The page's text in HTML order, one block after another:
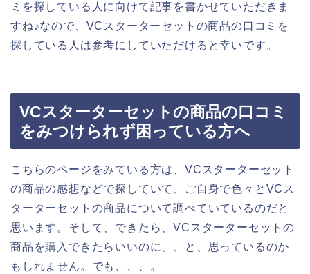
ミを探している人に向けて記事を書かせていただきま
すね♪なので、VCスターターセットの商品の口コミを
探している人は参考にしていただけると幸いです。
VCスターターセットの商品の口コミ
をみつけられず困っている方へ
こちらのページをみている方は、VCスターターセット
の商品の感想などで探していて、ご自身で色々とVCス
ターターセットの商品について調べていているのだと
思います。そして、できたら、VCスターターセットの
商品を購入できたらいいのに、、と、思っているのか
もしれません。でも、、、。